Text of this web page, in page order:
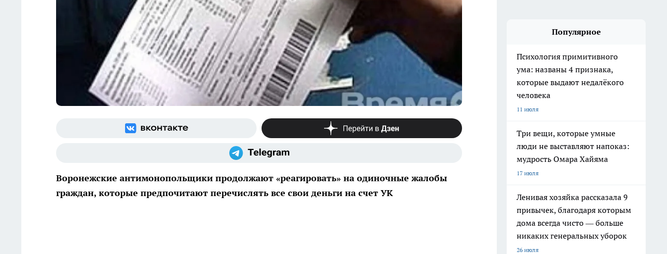
Воронежские антимонопольщики продолжают «реагировать» на одиночные жалобы
граждан, которые предпочитают перечислять все свои деньги на счет УК
Популярное
Психология примитивного
ума: названы 4 признака,
которые выдают недалёкого
человека
11 июля
Три вещи, которые умные
люди не выставляют напоказ:
мудрость Омара Хайяма
17 июля
Ленивая хозяйка рассказала 9
привычек, благодаря которым
дома всегда чисто — больше
никаких генеральных уборок
26 июля